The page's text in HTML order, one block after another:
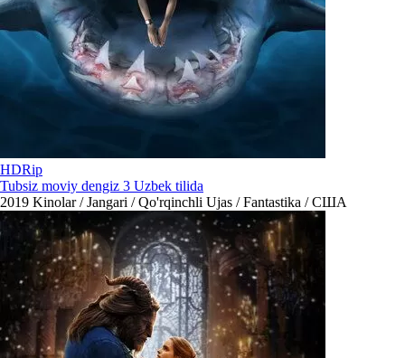
HDRip
Tubsiz moviy dengiz 3 Uzbek tilida
2019 Kinolar / Jangari / Qo'rqinchli Ujas / Fantastika / США